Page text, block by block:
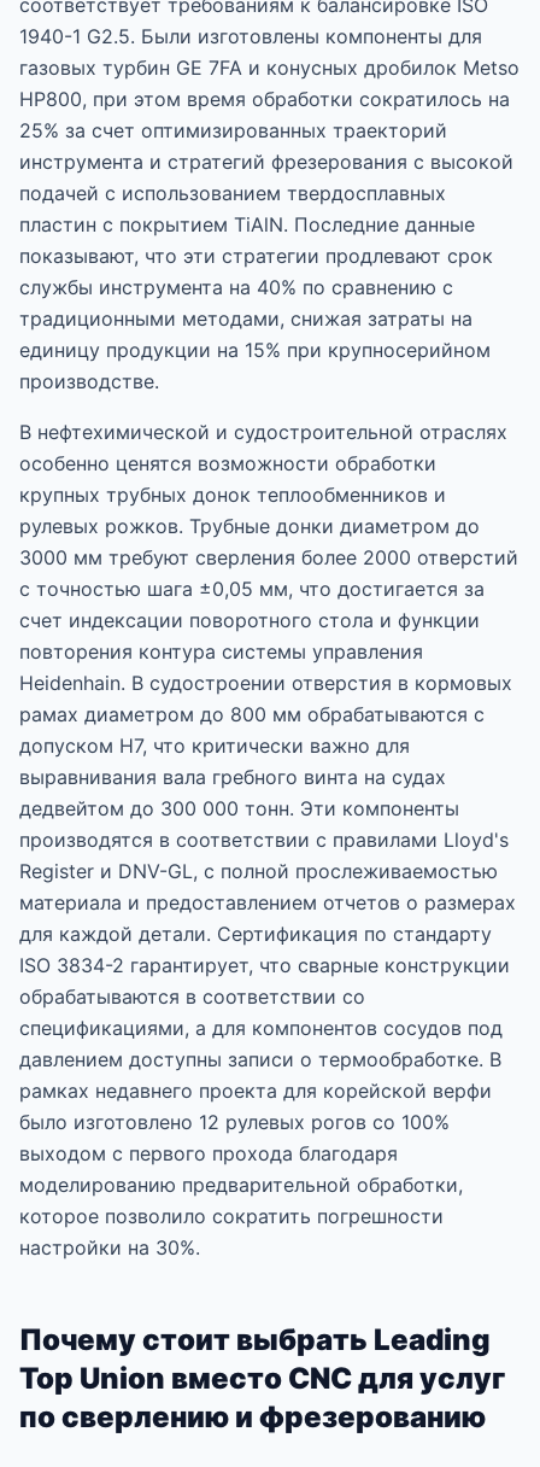
соответствует требованиям к балансировке ISO
1940-1 G2.5. Были изготовлены компоненты для
газовых турбин GE 7FA и конусных дробилок Metso
HP800, при этом время обработки сократилось на
25% за счет оптимизированных траекторий
инструмента и стратегий фрезерования с высокой
подачей с использованием твердосплавных
пластин с покрытием TiAlN. Последние данные
показывают, что эти стратегии продлевают срок
службы инструмента на 40% по сравнению с
традиционными методами, снижая затраты на
единицу продукции на 15% при крупносерийном
производстве.
В нефтехимической и судостроительной отраслях
особенно ценятся возможности обработки
крупных трубных донок теплообменников и
рулевых рожков. Трубные донки диаметром до
3000 мм требуют сверления более 2000 отверстий
с точностью шага ±0,05 мм, что достигается за
счет индексации поворотного стола и функции
повторения контура системы управления
Heidenhain. В судостроении отверстия в кормовых
рамах диаметром до 800 мм обрабатываются с
допуском H7, что критически важно для
выравнивания вала гребного винта на судах
дедвейтом до 300 000 тонн. Эти компоненты
производятся в соответствии с правилами Lloyd's
Register и DNV-GL, с полной прослеживаемостью
материала и предоставлением отчетов о размерах
для каждой детали. Сертификация по стандарту
ISO 3834-2 гарантирует, что сварные конструкции
обрабатываются в соответствии со
спецификациями, а для компонентов сосудов под
давлением доступны записи о термообработке. В
рамках недавнего проекта для корейской верфи
было изготовлено 12 рулевых рогов со 100%
выходом с первого прохода благодаря
моделированию предварительной обработки,
которое позволило сократить погрешности
настройки на 30%.
Почему стоит выбрать Leading
Top Union вместо CNC для услуг
по сверлению и фрезерованию